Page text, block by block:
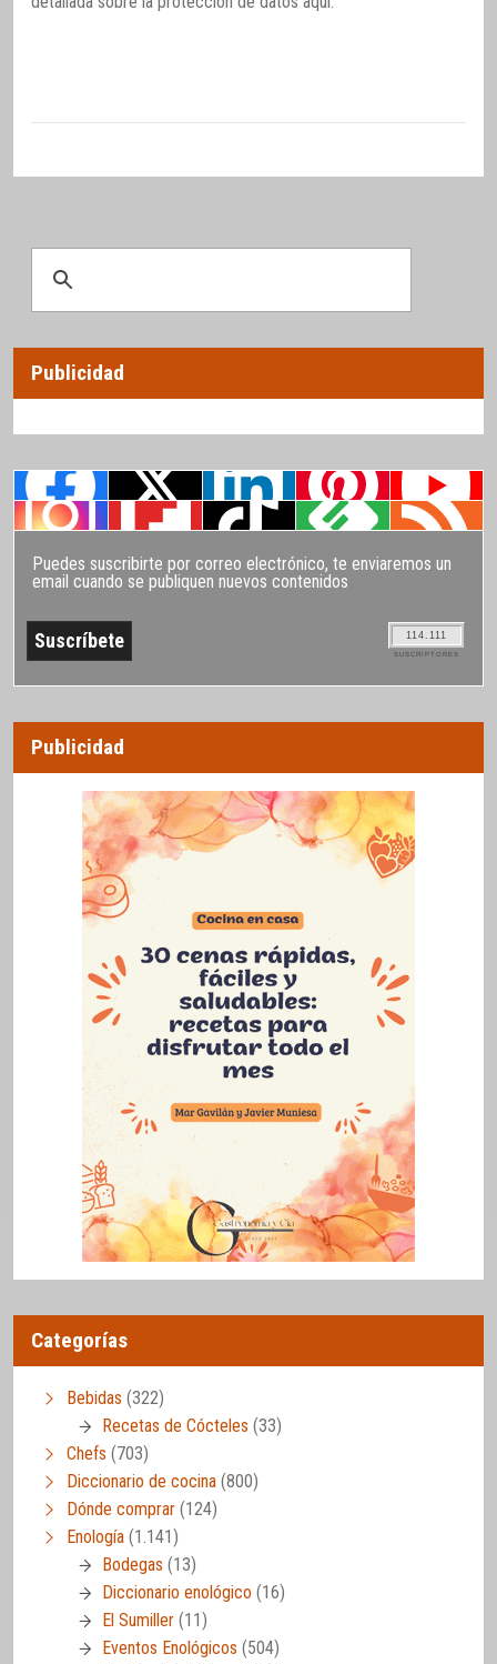
Publicidad
Puedes suscribirte por correo electrónico, te enviaremos un
email cuando se publiquen nuevos contenidos
114.111
SUSCRIPTORES
Publicidad
Categorías
Bebidas (322)
Recetas de Cócteles (33)
Chefs (703)
Diccionario de cocina (800)
Dónde comprar (124)
Enología (1.141)
Bodegas (13)
Diccionario enológico (16)
El Sumiller (11)
Eventos Enológicos (504)